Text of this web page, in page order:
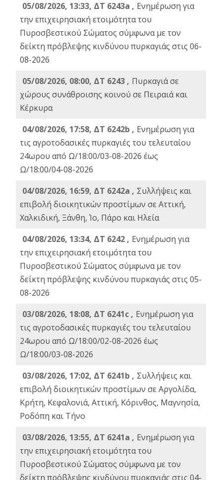
05/08/2026, 13:33, ΔΤ 6243a , Ενημέρωση για
την επιχειρησιακή ετοιμότητα του
Πυροσβεστικού Σώματος σύμφωνα με τον
δείκτη πρόβλεψης κινδύνου πυρκαγιάς στις 06-
08-2026
05/08/2026, 08:00, ΔΤ 6243 , Πυρκαγιά σε
χώρους συνάθροισης κοινού σε Πειραιά και
Κέρκυρα
04/08/2026, 17:58, ΔΤ 6242b , Ενημέρωση για
τις αγροτοδασικές πυρκαγιές του τελευταίου
24ωρου από Ω/18:00/03-08-2026 έως
Ω/18:00/04-08-2026
04/08/2026, 16:59, ΔΤ 6242a , Συλλήψεις και
επιβολή διοικητικών προστίμων σε Αττική,
Χαλκιδική, Ξάνθη, Ίο, Πάρο και Ηλεία
04/08/2026, 13:34, ΔΤ 6242 , Ενημέρωση για
την επιχειρησιακή ετοιμότητα του
Πυροσβεστικού Σώματος σύμφωνα με τον
δείκτη πρόβλεψης κινδύνου πυρκαγιάς στις 05-
08-2026
03/08/2026, 18:08, ΔΤ 6241c , Ενημέρωση για
τις αγροτοδασικές πυρκαγιές του τελευταίου
24ωρου από Ω/18:00/02-08-2026 έως
Ω/18:00/03-08-2026
03/08/2026, 17:02, ΔΤ 6241b , Συλλήψεις και
επιβολή διοικητικών προστίμων σε Αργολίδα,
Κρήτη, Κεφαλονιά, Αττική, Κόρινθος, Μαγνησία,
Ροδόπη και Τήνο
03/08/2026, 13:55, ΔΤ 6241a , Ενημέρωση για
την επιχειρησιακή ετοιμότητα του
Πυροσβεστικού Σώματος σύμφωνα με τον
δείκτη πρόβλεψης κινδύνου πυρκαγιάς στις 04-